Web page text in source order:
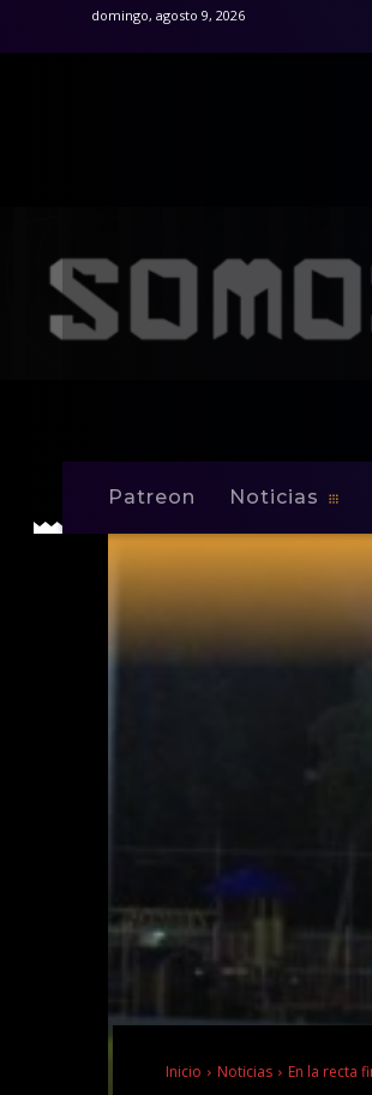
domingo, agosto 9, 2026
Patreon Noticias
Inicio Noticias En la recta